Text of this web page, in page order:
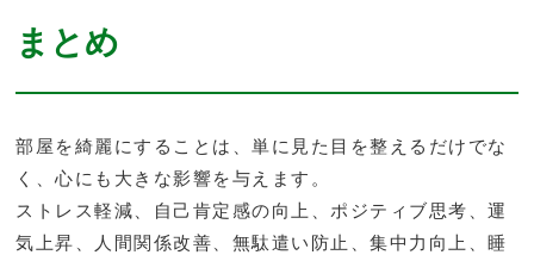
まとめ
部屋を綺麗にすることは、単に見た目を整えるだけでな
く、心にも大きな影響を与えます。
ストレス軽減、自己肯定感の向上、ポジティブ思考、運
気上昇、人間関係改善、無駄遣い防止、集中力向上、睡